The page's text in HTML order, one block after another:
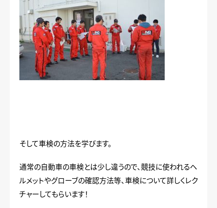
そして車検の方法を学びます。
通常の自動車の車検とは少し違うので、競技に使われるヘ
ルメットやグローブの確認方法等、車検について詳しくレク
チャーしてもらいます！